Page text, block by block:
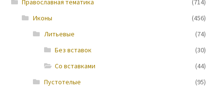
Контакты
Православная тематика
(714)
Иконы
(456)
Литьевые
(74)
Без вставок
(30)
Со вставками
(44)
Пустотелые
(95)